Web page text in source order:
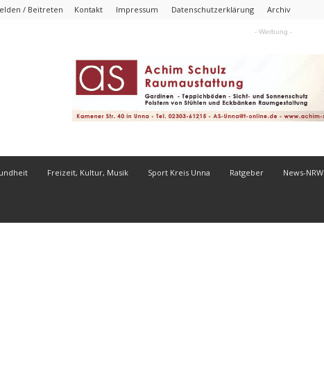
/ Beitreten Kontakt Impressum Datenschutzerklärung Archiv
- Werbung -
Freizeit, Kultur, Musik Sport Kreis Unna Ratgeber News-NRW